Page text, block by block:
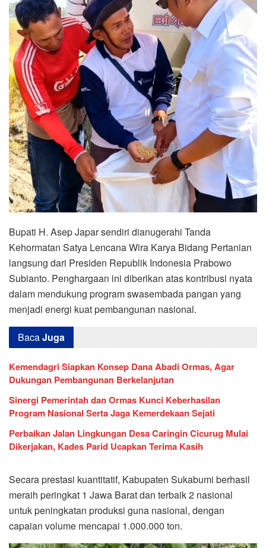
Bupati H. Asep Japar sendiri dianugerahi Tanda
Kehormatan Satya Lencana Wira Karya Bidang Pertanian
langsung dari Presiden Republik Indonesia Prabowo
Subianto. Penghargaan ini diberikan atas kontribusi nyata
dalam mendukung program swasembada pangan yang
menjadi energi kuat pembangunan nasional.
BacaJuga
Kemendagri Siapkan Konsep Dana Abadi Ormas, Agar
Dukungan Pembangunan Berkelanjutan
Sinergi Pemerintah dan Ormas Kunci Keberhasilan
Program Nasional Serta Jaga Kemerdekaan Sejati
Perbaikan Jalan Lingkungan Desa Caringin Cicurug Mulai
Dikerjakan, Kades Parid Ucapkan Terima Kasih
Secara prestasi kuantitatif, Kabupaten Sukabumi berhasil
meraih peringkat 1 Jawa Barat dan terbaik 2 nasional
untuk peningkatan produksi guna nasional, dengan
capaian volume mencapai 1.000.000 ton.